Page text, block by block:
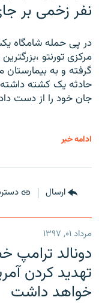
نفر زخمی بر
در پی حمله شامگاه
گرفته و به
حادثه یک کشته
جان خود را از دست
ادامه خبر
ارسال
مرداد ۰۱, ۱۳۹۷
دونالد
تهدید کردن
خواهد داشت